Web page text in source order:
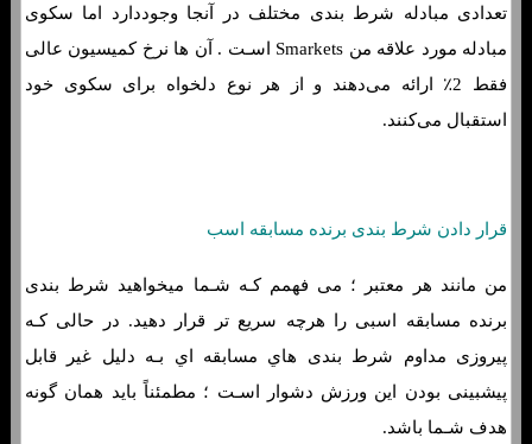
تعدادی مبادله شرط بندی مختلف در آنجا وجوددارد اما سکوی
مبادله مورد علاقه من Smarkets اسـت . آن ها نرخ کمیسیون عالی
فقط 2٪ ارائه می‌دهند و از هر نوع دلخواه برای سکوی خود
استقبال می‌کنند.
قرار دادن شرط بندی برنده مسابقه اسب
من مانند هر معتبر ؛ می فهمم کـه شـما میخواهید شرط بندی
برنده مسابقه اسبی را هرچه سریع تر قرار دهید. در حالی کـه
پیروزی مداوم شرط بندی هاي‌ مسابقه اي بـه دلیل غیر قابل
پیشبینی بودن این ورزش دشوار اسـت ؛ مطمئناً باید همان‌ گونه
هدف شـما باشد.